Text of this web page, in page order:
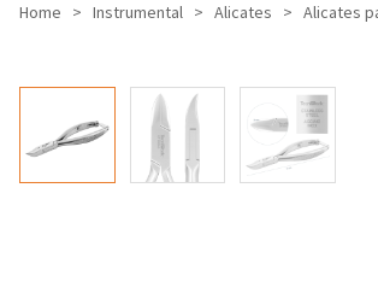
Home Instrumental Alicates Alicates